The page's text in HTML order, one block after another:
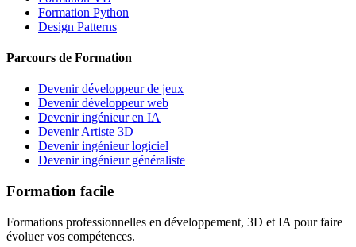
Formation Python
Design Patterns
Parcours de Formation
Devenir développeur de jeux
Devenir développeur web
Devenir ingénieur en IA
Devenir Artiste 3D
Devenir ingénieur logiciel
Devenir ingénieur généraliste
Formation facile
Formations professionnelles en développement, 3D et IA pour faire
évoluer vos compétences.